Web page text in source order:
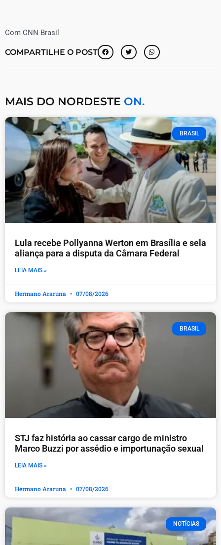
Com CNN Brasil
COMPARTILHE O POST
MAIS DO NORDESTE ON.
BRASIL
Lula recebe Pollyanna Werton em Brasília e sela
aliança para a disputa da Câmara Federal
LEIA MAIS »
Hermano Araruna 07/08/2026
BRASIL
STJ faz história ao cassar cargo de ministro
Marco Buzzi por assédio e importunação sexual
LEIA MAIS »
Hermano Araruna 07/08/2026
NOTÍCIAS